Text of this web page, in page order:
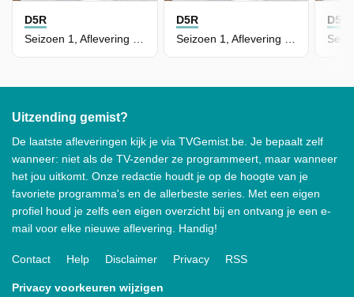
D5R
D5R
D5R
Uitzending gemist?
De laatste afleveringen kijk je via TVGemist.be. Je bepaalt zelf
wanneer: niet als de TV-zender ze programmeert, maar wanneer
het jou uitkomt. Onze redactie houdt je op de hoogte van je
favoriete programma's en de allerbeste series. Met een eigen
profiel houd je zelfs een eigen overzicht bij en ontvang je een e-
mail voor elke nieuwe aflevering. Handig!
Contact Help Disclaimer Privacy RSS
Privacy voorkeuren wijzigen